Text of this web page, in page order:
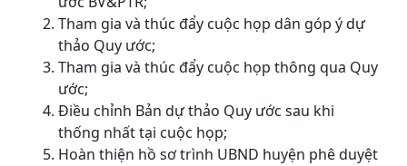
Tham gia và thúc đẩy cuộc họp dân góp ý dự
thảo Quy ước;
Tham gia và thúc đẩy cuộc họp thông qua Quy
ước;
Điều chỉnh Bản dự thảo Quy ước sau khi
thống nhất tại cuộc họp;
Hoàn thiện hồ sơ trình UBND huyện phê duyệt